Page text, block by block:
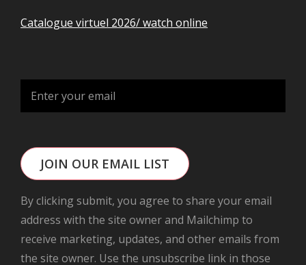
Catalogue virtuel 2026/ watch online
JOIN OUR EMAIL LIST
By clicking submit, you agree to share your email
address with the site owner and Mailchimp to
receive marketing, updates, and other emails from
the site owner. Use the unsubscribe link in those